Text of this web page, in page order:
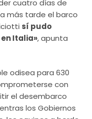
cuatro días de
más tarde el barco
sí pudo
Italia», apunta
odisea para 630
con
el desembarco
los Gobiernos